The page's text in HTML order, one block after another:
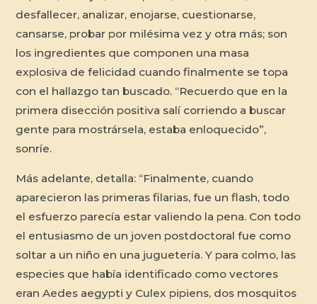
desfallecer, analizar, enojarse, cuestionarse,
cansarse, probar por milésima vez y otra más; son
los ingredientes que componen una masa
explosiva de felicidad cuando finalmente se topa
con el hallazgo tan buscado. “Recuerdo que en la
primera disección positiva salí corriendo a buscar
gente para mostrársela, estaba enloquecido”,
sonríe.
Más adelante, detalla: “Finalmente, cuando
aparecieron las primeras filarias, fue un flash, todo
el esfuerzo parecía estar valiendo la pena. Con todo
el entusiasmo de un joven postdoctoral fue como
soltar a un niño en una juguetería. Y para colmo, las
especies que había identificado como vectores
eranAedes aegyptiy Culex pipiens, dos mosquitos